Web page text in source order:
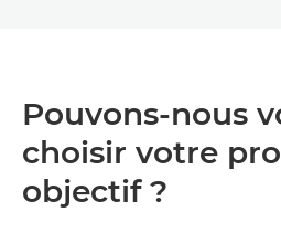
Pouvons-nous
choisir votre
objectif ?